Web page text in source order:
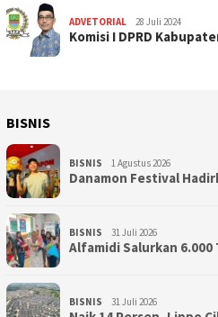
ADVETORIAL 28 Juli 2024
Komisi I DPRD
BISNIS
BISNIS 1 Agustus 2026
Danamon Festival
BISNIS 31 Juli 2026
Alfamidi Salurkan
BISNIS 31 Juli 2026